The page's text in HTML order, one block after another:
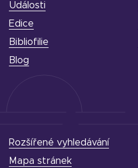
Události
Edice
Bibliofilie
Blog
Rozšířené vyhledávání
Mapa stránek